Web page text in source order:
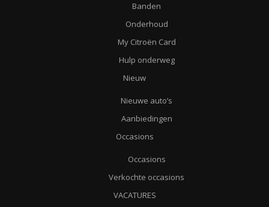
Banden
Onderhoud
My Citroën Card
Hulp onderweg
Nieuw
Nieuwe auto’s
Aanbiedingen
Occasions
Occasions
Verkochte occasions
VACATURES